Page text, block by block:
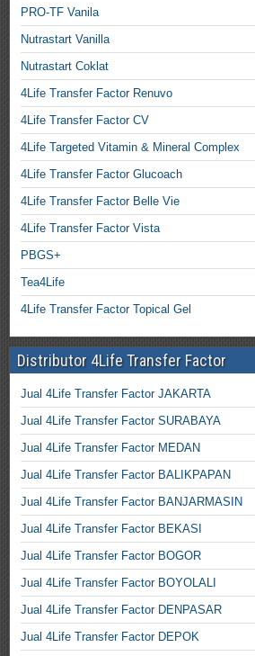
PRO-TF Vanila
Nutrastart Vanilla
Nutrastart Coklat
4Life Transfer Factor Renuvo
4Life Transfer Factor CV
4Life Targeted Vitamin & Mineral Complex
4Life Transfer Factor Glucoach
4Life Transfer Factor Belle Vie
4Life Transfer Factor Vista
PBGS+
Tea4Life
4Life Transfer Factor Topical Gel
Distributor 4Life Transfer Factor
Jual 4Life Transfer Factor JAKARTA
Jual 4Life Transfer Factor SURABAYA
Jual 4Life Transfer Factor MEDAN
Jual 4Life Transfer Factor BALIKPAPAN
Jual 4Life Transfer Factor BANJARMASIN
Jual 4Life Transfer Factor BEKASI
Jual 4Life Transfer Factor BOGOR
Jual 4Life Transfer Factor BOYOLALI
Jual 4Life Transfer Factor DENPASAR
Jual 4Life Transfer Factor DEPOK